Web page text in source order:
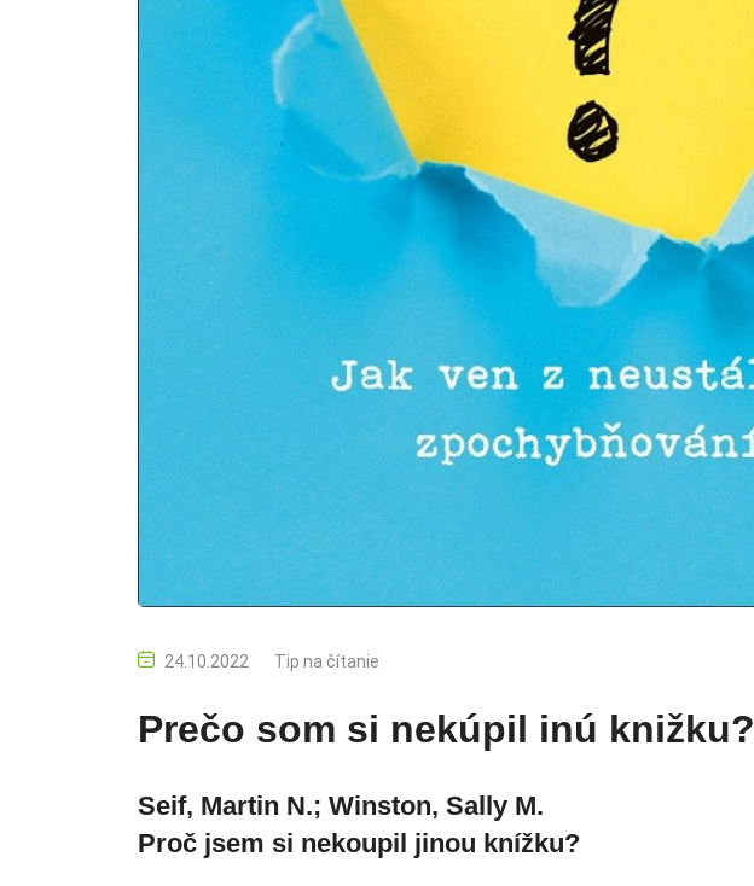
24.10.2022 Tip na čítanie
Prečo som si nekúpil inú knižku?
Seif, Martin N.; Winston, Sally M.
Proč jsem si nekoupil jinou knížku?